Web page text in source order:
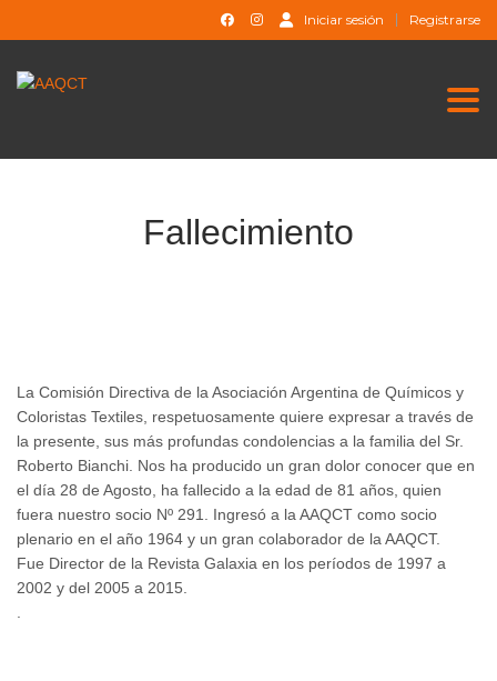
Iniciar sesión Registrarse
Fallecimiento
La Comisión Directiva de la Asociación Argentina de Químicos y
Coloristas Textiles, respetuosamente quiere expresar a través de
la presente, sus más profundas condolencias a la familia del Sr.
Roberto Bianchi. Nos ha producido un gran dolor conocer que en
el día 28 de Agosto, ha fallecido a la edad de 81 años, quien
fuera nuestro socio Nº 291. Ingresó a la AAQCT como socio
plenario en el año 1964 y un gran colaborador de la AAQCT.
Fue Director de la Revista Galaxia en los períodos de 1997 a
2002 y del 2005 a 2015.